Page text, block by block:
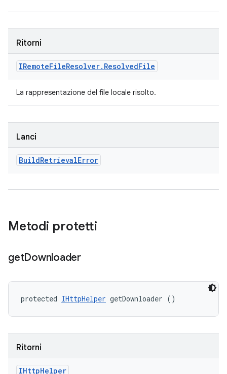
Ritorni
IRemoteFileResolver. ResolvedFile
La rappresentazione del file locale risolto.
Lanci
BuildRetrievalError
Metodi protetti
getDownloader
protected IHttpHelper getDownloader ()
Ritorni
IHttpHelper